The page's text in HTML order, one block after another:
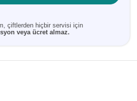
çiftlerden hiçbir servisi için
veya ücret almaz.